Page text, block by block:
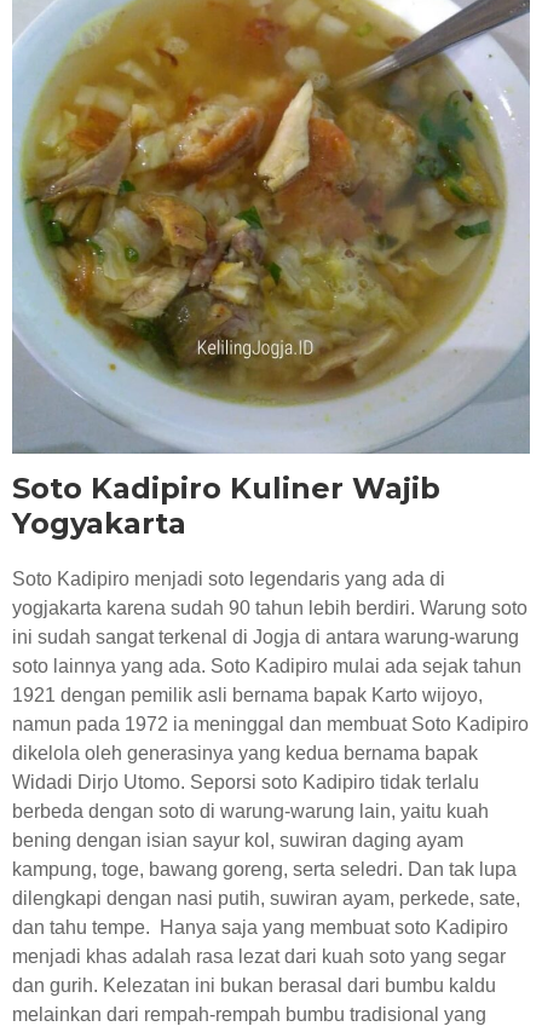
KELILING JOGJA
KULINER JOGJA
RESEP KULINER JOGJA
Soto Kadipiro Kuliner Wajib
Yogyakarta
Soto Kadipiro menjadi soto legendaris yang ada di
yogjakarta karena sudah 90 tahun lebih berdiri. Warung soto
ini sudah sangat terkenal di Jogja di antara warung-warung
soto lainnya yang ada. Soto Kadipiro mulai ada sejak tahun
1921 dengan pemilik asli bernama bapak Karto wijoyo,
namun pada 1972 ia meninggal dan membuat Soto Kadipiro
dikelola oleh generasinya yang kedua bernama bapak
Widadi Dirjo Utomo. Seporsi soto Kadipiro tidak terlalu
berbeda dengan soto di warung-warung lain, yaitu kuah
bening dengan isian sayur kol, suwiran daging ayam
kampung, toge, bawang goreng, serta seledri. Dan tak lupa
dilengkapi dengan nasi putih, suwiran ayam, perkede, sate,
dan tahu tempe. Hanya saja yang membuat soto Kadipiro
menjadi khas adalah rasa lezat dari kuah soto yang segar
dan gurih. Kelezatan ini bukan berasal dari bumbu kaldu
melainkan dari rempah-rempah bumbu tradisional yang